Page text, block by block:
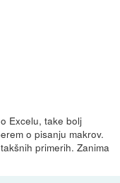
Excelu, take bolj
o pisanju makrov.
primerih. Zanima